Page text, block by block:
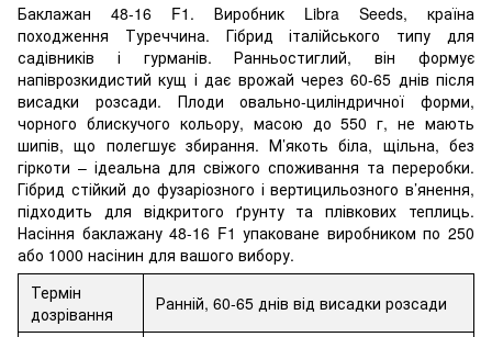
Баклажан 48-16 F1. Виробник Libra Seeds, країна
походження Туреччина. Гібрид італійського типу для
садівників і гурманів. Ранньостиглий, він формує
напіврозкидистий кущ і дає врожай через 60-65 днів після
висадки розсади. Плоди овально-циліндричної форми,
чорного блискучого кольору, масою до 550 г, не мають
шипів, що полегшує збирання. М’якоть біла, щільна, без
гіркоти – ідеальна для свіжого споживання та переробки.
Гібрид стійкий до фузаріозного і вертицильозного в’янення,
підходить для відкритого ґрунту та плівкових теплиць.
Насіння баклажану 48-16 F1 упаковане виробником по 250
або 1000 насінин для вашого вибору.
Термін
дозрівання
Ранній, 60-65 днів від висадки розсади